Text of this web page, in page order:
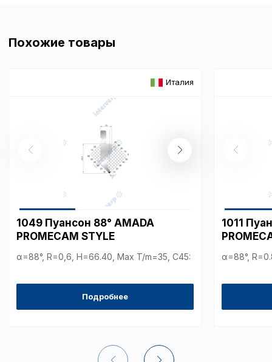
Похожие товары
Италия
1049 Пуансон 88° AMADA
PROMECAM STYLE
α=88°, R=0,6, H=66.40, Max T/m=35, С45:
Подробнее
1011
α=88°,
согласие) в любое
путем перехода по
можете ознакомиться с
Технические
cookie-файлы
определять